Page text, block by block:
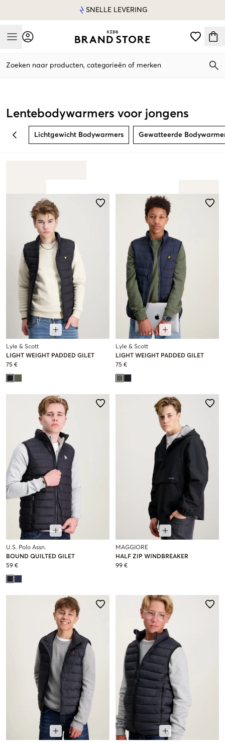
SNELLE LEVERING
Mobile Menu
Zoeken naar producten, categorieën of merken
Lentebodywarmers voor jongens
BACK Lichtgewicht Bodywarmers Gewatteerde
Lyle & Scott
LIGHT WEIGHT PADDED GILET
75 €
Lyle & Scott
LIGHT WEIGHT PADDED GILET
75 €
U.S. Polo Assn.
BOUND QUILTED GILET
59 €
MAGGIORE
HALF ZIP WINDBREAKER
99 €